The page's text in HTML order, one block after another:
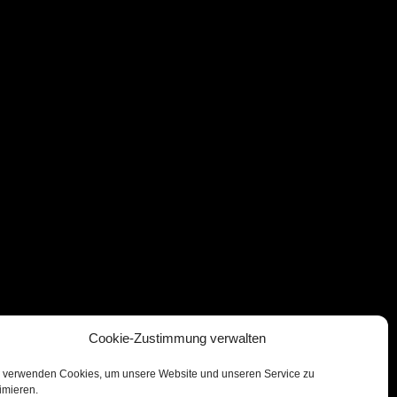
Cookie-Zustimmung verwalten
verwenden Cookies, um unsere Website und unseren Service zu